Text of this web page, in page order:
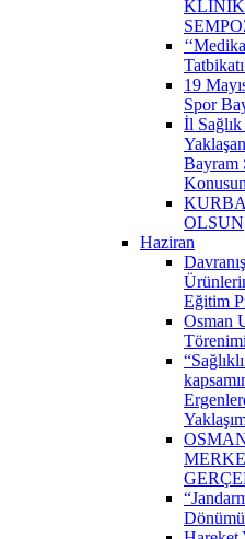
19
Spor
İl
Bayram
OLSUN
Haziran
Eğitim
Osman